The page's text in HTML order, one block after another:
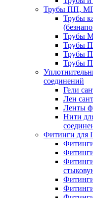
Трубы ПП,
Трубы
Трубы
Трубы
Трубы
Трубы
соединений
Гели
Лен
Ленты
Нити
Фитинги